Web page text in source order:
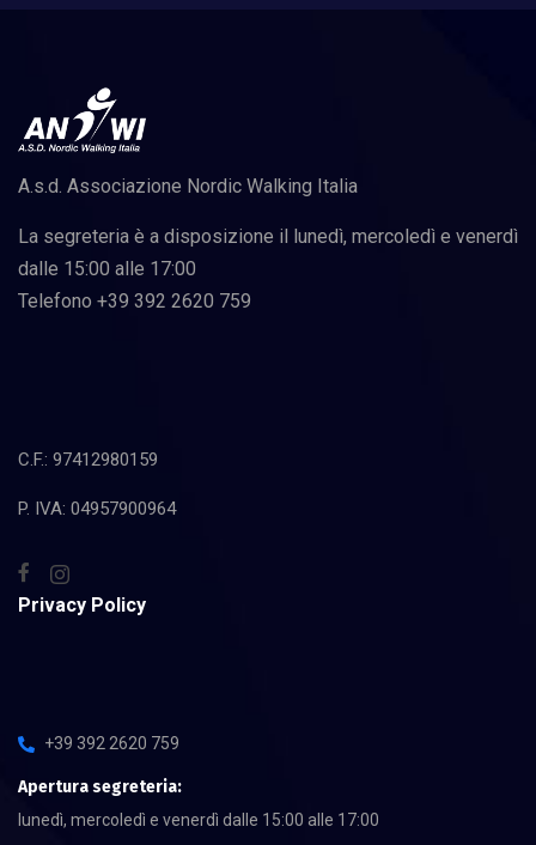
A.s.d. Associazione Nordic Walking Italia
La segreteria è a disposizione il lunedì, mercoledì e venerdì
dalle 15:00 alle 17:00
Telefono +39 392 2620 759
C.F.: 97412980159
P. IVA: 04957900964
Privacy Policy
+39 392 2620 759
Apertura segreteria:
lunedì, mercoledì e venerdì dalle 15:00 alle 17:00